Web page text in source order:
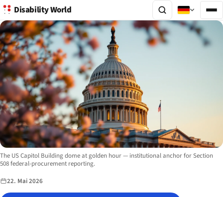
Disability World
Image description:
The US Capitol Building dome at golden hour — institutional anchor for Section
508 federal-procurement reporting.
22. Mai 2026